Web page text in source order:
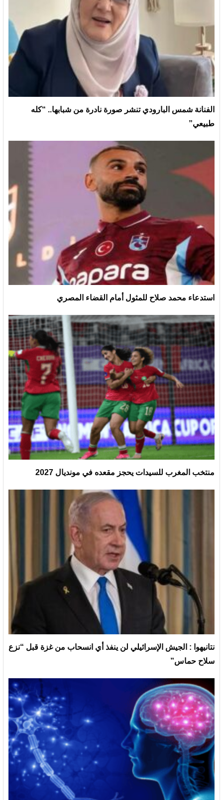
الفنانة شمس البارودي تنشر صورة نادرة من شبابها.. “كله
طبيعي”
استدعاء محمد صلاح للمثول أمام القضاء المصري
منتخب المغرب للسيدات يحجز مقعده في مونديال 2027
نتانيهوا : الجيش الإسرائيلي لن ينفذ أي انسحاب من غزة قبل “نزع
سلاح حماس”